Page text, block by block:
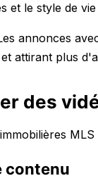
et le style de
annonces
attirant plus
des
contenu